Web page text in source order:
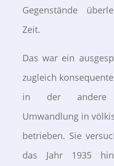
Gegenstände
Zeit.
Das war ein
zugleich
in der andere
Umwandlung in
betrieben. Sie
das Jahr 1935